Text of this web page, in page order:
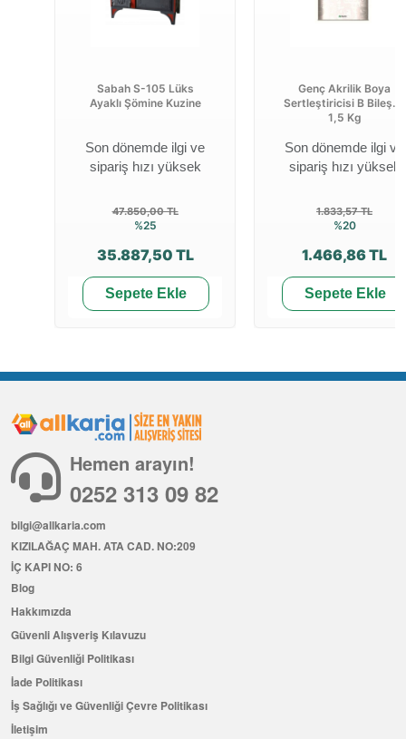
Sabah S-105 Lüks
Ayaklı Şömine Kuzine
Son dönemde ilgi ve
sipariş hızı yüksek
47.850,00 TL
%25
35.887,50 TL
Sepete Ekle
Genç Akrilik Boya
Sertleştiricisi B Bileşen
1,5 Kg
Son dönemde ilgi ve
sipariş hızı yüksek
1.833,57 TL
%20
1.466,86 TL
Sepete Ekle
Hemen arayın!
0252 313 09 82
bilgi@allkaria.com
KIZILAĞAÇ MAH. ATA CAD. NO:209
İÇ KAPI NO: 6
Blog
Hakkımızda
Güvenli Alışveriş Kılavuzu
Bilgi Güvenliği Politikası
İade Politikası
İş Sağlığı ve Güvenliği Çevre Politikası
İletişim